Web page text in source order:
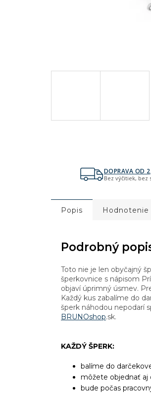
DOPRAVA OD
Bez výčitiek, bez
Popis Hodnotenie
Podrobný
Toto nie je len obyčajný
šperkovnice s nápisom
objaví úprimný úsmev.
Každý kus zabalíme do
šperk náhodou nepodarí
BRUNOshop.sk.
KAŽDÝ ŠPERK:
balíme do
môžete objednať aj
bude počas